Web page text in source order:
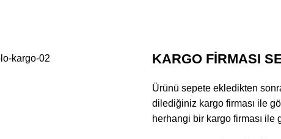
KARGO FİRMASI
Ürünü sepete ekledikten
dilediğiniz kargo firması ile
herhangi bir kargo firması ile